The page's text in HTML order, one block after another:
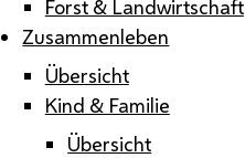
Forst & Landwirtschaft
Zusammenleben
Übersicht
Kind & Familie
Übersicht